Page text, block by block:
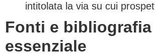
intitolata la via su cui
Fonti e bibliografia
essenziale